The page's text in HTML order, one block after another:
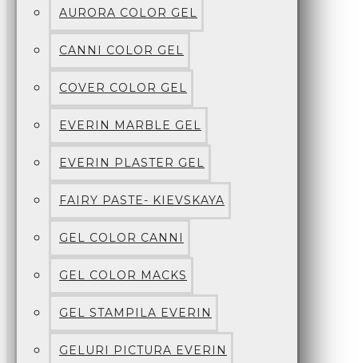
AURORA COLOR GEL
CANNI COLOR GEL
COVER COLOR GEL
EVERIN MARBLE GEL
EVERIN PLASTER GEL
FAIRY PASTE- KIEVSKAYA
GEL COLOR CANNI
GEL COLOR MACKS
GEL STAMPILA EVERIN
GELURI PICTURA EVERIN